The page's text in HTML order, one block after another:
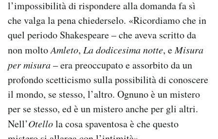
l’impossibilità di rispondere alla domanda fa sì
che valga la pena chiederselo. «Ricordiamo che in
quel periodo Shakespeare – che aveva scritto da
non moltoAmleto, La dodicesima notte, eMisura
per misura– era preoccupato e assorbito da un
profondo scetticismo sulla possibilità di conoscere
il mondo, se stesso, l’altro. Ognuno è un mistero
per se stesso, ed è un mistero anche per gli altri.
Nell’Otellola cosa spaventosa è che questo